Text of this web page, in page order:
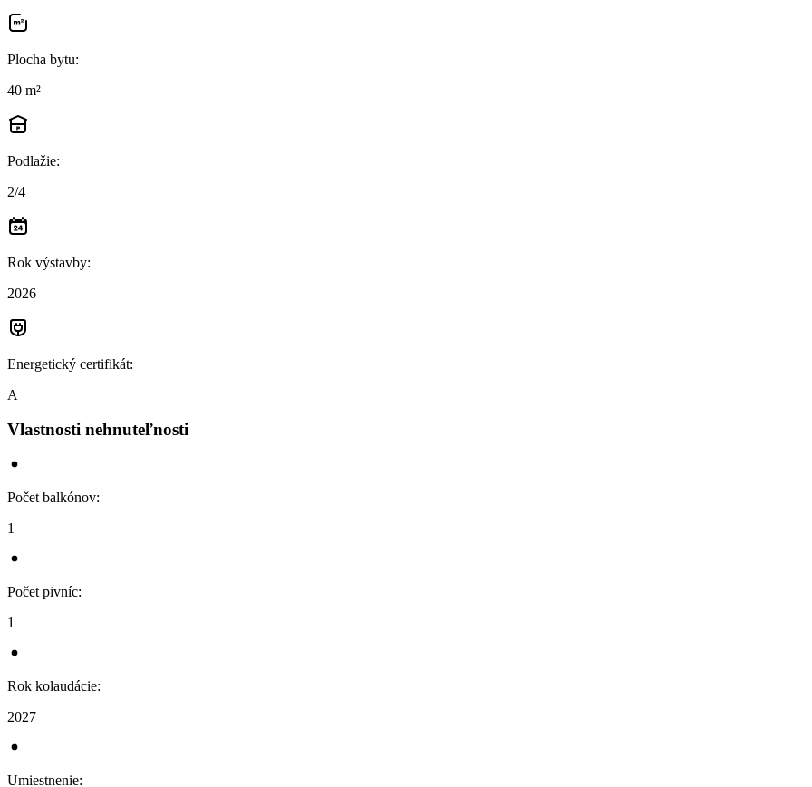
Plocha bytu:
40 m²
Podlažie:
2/4
Rok výstavby:
2026
Energetický certifikát:
A
Vlastnosti nehnuteľnosti
Počet balkónov:
1
Počet pivníc:
1
Rok kolaudácie:
2027
Umiestnenie: